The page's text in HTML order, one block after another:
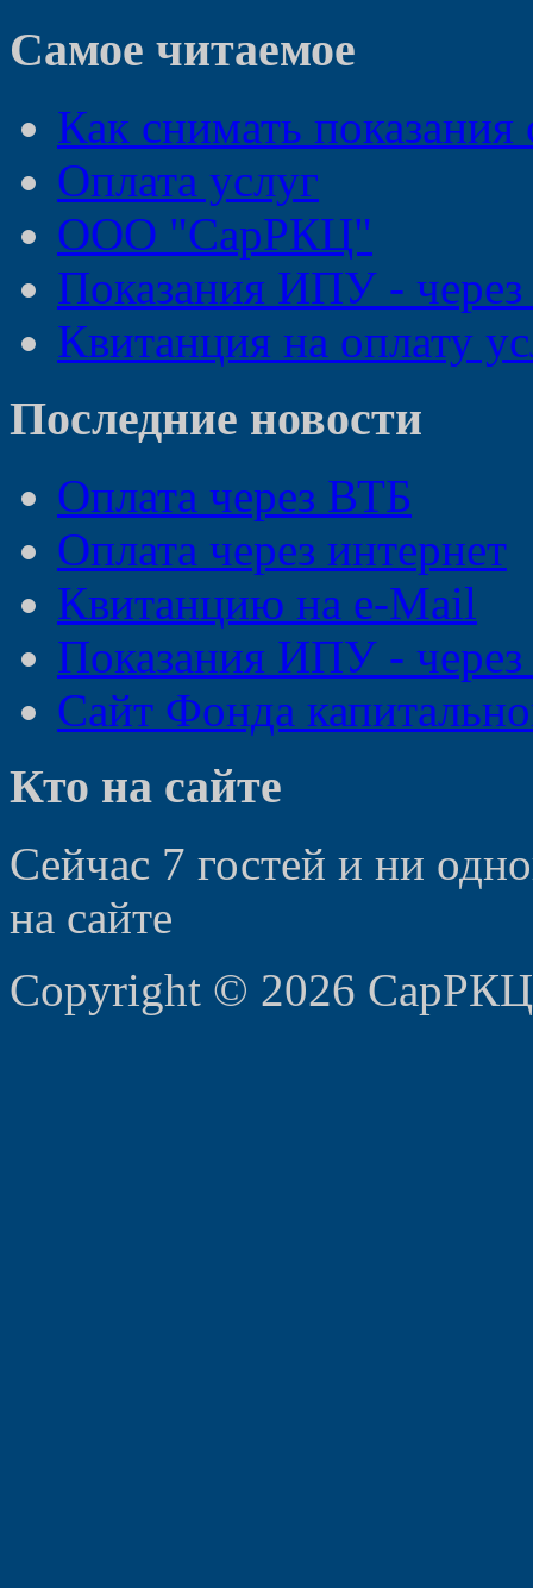
Самое читаемое
Как снимать показания
Оплата услуг
ООО "СарРКЦ"
Показания ИПУ - через
Квитанция на оплату
Последние новости
Оплата через ВТБ
Оплата через интернет
Квитанцию на e-Mail
Показания ИПУ -
Сайт Фонда
Кто на сайте
Сейчас 7 гостей и ни
на сайте
Copyright © 2026